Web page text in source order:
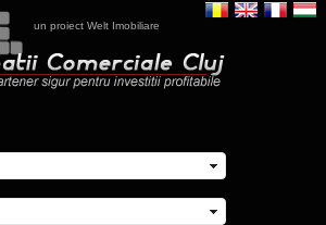
un proiect Welt Imobiliare